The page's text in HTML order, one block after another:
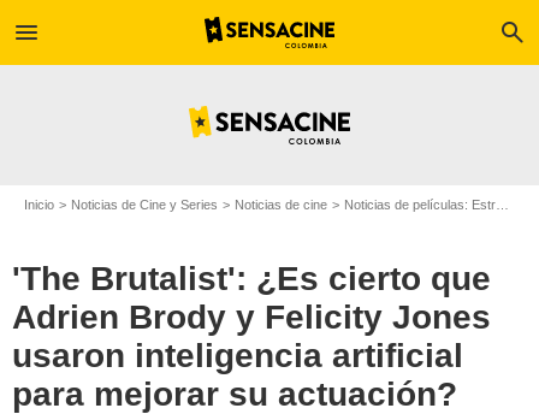
menu search
Inicio Noticias de Cine y Series Noticias de cine Noticias de películas: Estreno de película
'The Brutalist': ¿Es cierto que
Adrien Brody y Felicity Jones
usaron inteligencia artificial
para mejorar su actuación?
Vanity Fair